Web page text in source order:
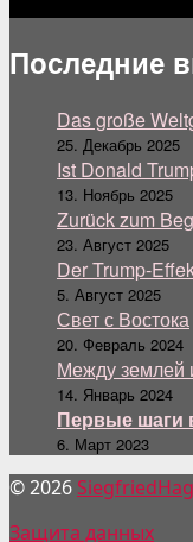
Последние
Das große
25. Декабрь 2025
Ist Donald
13. Ноябрь 2025
Zurück zum
23. Август 2025
Der Trump-
5. Август 2025
Свет с Востока
20. Февраль 2024
Между землей
14. Январь 2024
Первые шаги
6. Март 2023
© 2026
Защита данных